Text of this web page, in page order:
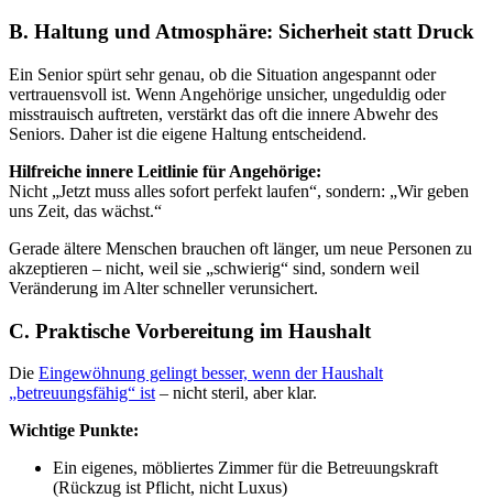
B. Haltung und Atmosphäre: Sicherheit statt Druck
Ein Senior spürt sehr genau, ob die Situation angespannt oder
vertrauensvoll ist. Wenn Angehörige unsicher, ungeduldig oder
misstrauisch auftreten, verstärkt das oft die innere Abwehr des
Seniors. Daher ist die eigene Haltung entscheidend.
Hilfreiche innere Leitlinie für Angehörige:
Nicht „Jetzt muss alles sofort perfekt laufen“, sondern: „Wir geben
uns Zeit, das wächst.“
Gerade ältere Menschen brauchen oft länger, um neue Personen zu
akzeptieren – nicht, weil sie „schwierig“ sind, sondern weil
Veränderung im Alter schneller verunsichert.
C. Praktische Vorbereitung im Haushalt
Die Eingewöhnung gelingt besser, wenn der Haushalt
„betreuungsfähig“ ist – nicht steril, aber klar.
Wichtige Punkte:
Ein eigenes, möbliertes Zimmer für die Betreuungskraft
(Rückzug ist Pflicht, nicht Luxus)